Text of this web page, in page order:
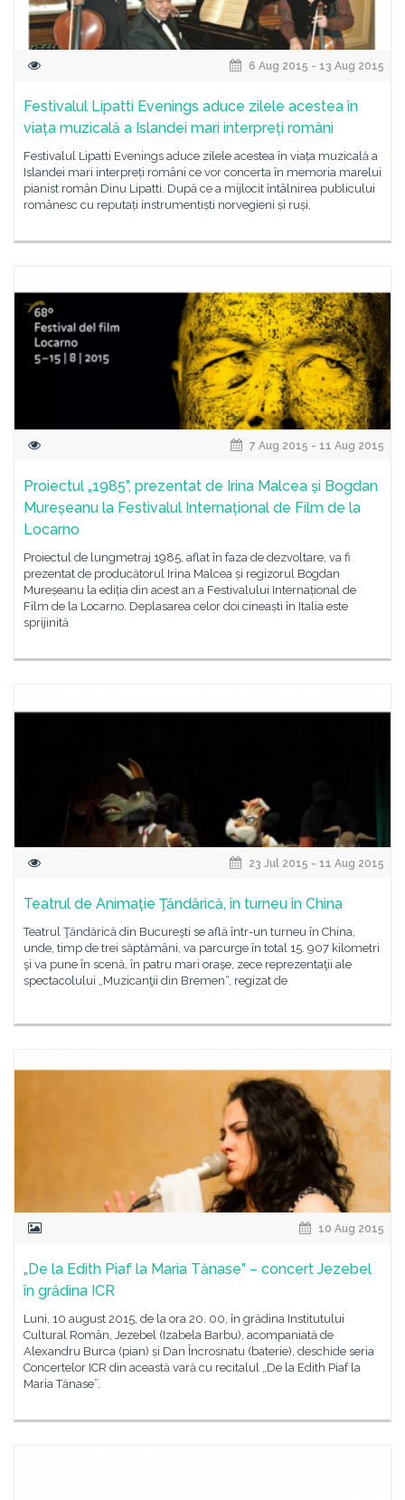
6 Aug 2015 - 13 Aug 2015
Festivalul Lipatti Evenings aduce zilele acestea în
viața muzicală a Islandei mari interpreți români
Festivalul Lipatti Evenings aduce zilele acestea în viața muzicală a
Islandei mari interpreți români ce vor concerta în memoria marelui
pianist român Dinu Lipatti. După ce a mijlocit întâlnirea publicului
românesc cu reputați instrumentiști norvegieni și ruși,
7 Aug 2015 - 11 Aug 2015
Proiectul „1985”, prezentat de Irina Malcea și Bogdan
Mureșeanu la Festivalul Internațional de Film de la
Locarno
Proiectul de lungmetraj 1985, aflat în faza de dezvoltare, va fi
prezentat de producătorul Irina Malcea și regizorul Bogdan
Mureșeanu la ediția din acest an a Festivalului Internațional de
Film de la Locarno. Deplasarea celor doi cineaști în Italia este
sprijinită
23 Jul 2015 - 11 Aug 2015
Teatrul de Animație Ţăndărică, în turneu în China
Teatrul Ţăndărică din Bucureşti se află într-un turneu în China,
unde, timp de trei săptămâni, va parcurge în total 15. 907 kilometri
şi va pune în scenă, în patru mari oraşe, zece reprezentaţii ale
spectacolului „Muzicanţii din Bremen“, regizat de
10 Aug 2015
„De la Edith Piaf la Maria Tănase” – concert Jezebel
în grădina ICR
Luni, 10 august 2015, de la ora 20. 00, în grădina Institutului
Cultural Român, Jezebel (Izabela Barbu), acompaniată de
Alexandru Burca (pian) și Dan Încrosnatu (baterie), deschide seria
Concertelor ICR din această vară cu recitalul „De la Edith Piaf la
Maria Tănase”.